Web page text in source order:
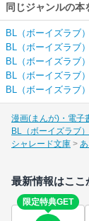
同じジャンルの本
BL（ボーイズラブ
BL（ボーイズラブ
BL（ボーイズラブ
BL（ボーイズラブ
BL（ボーイズラブ
漫画(まんが)・電子
BL（ボーイズラブ
シャレード文庫
最新情報はここ
限定特典GET